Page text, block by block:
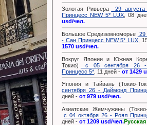
Золотая Ривьера
29
Принцесс NEW 5* LUX , 08
usd/чел.
Большое Средиземноморье 29
- Сан Принцесс NEW 5* LUX ,
1570 usd/чел.
Вокруг Японии и Южная
Токио)
с 05 сентября 26 -
Принцесс 5*, 11 дней - от 1429
Япония и Тайвань (Токио-
сентября 26 - Даймонд
дней - от 979 usd/чел.
Азиатские Жемчужины
с 04 октября 26 - Роял
дней - от 1209 usd/чел.